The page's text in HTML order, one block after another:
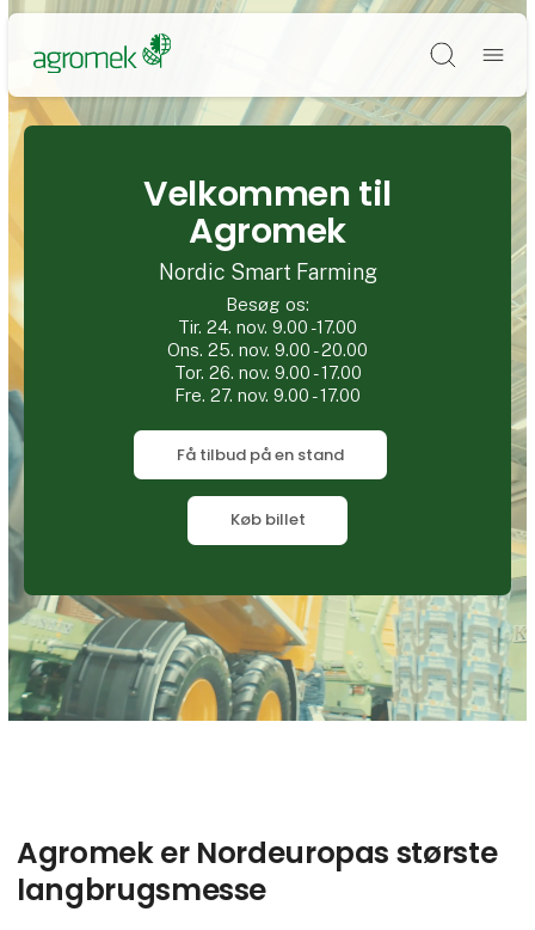
Søg
Velkommen til
Agromek
Nordic Smart Farming
Besøg os:
Tir. 24. nov. 9.00 -17.00
Ons. 25. nov. 9.00 - 20.00
Tor. 26. nov. 9.00 - 17.00
Fre. 27. nov. 9.00 - 17.00
Få tilbud på en stand
Køb billet
Agromek er Nordeuropas største
langbrugsmesse